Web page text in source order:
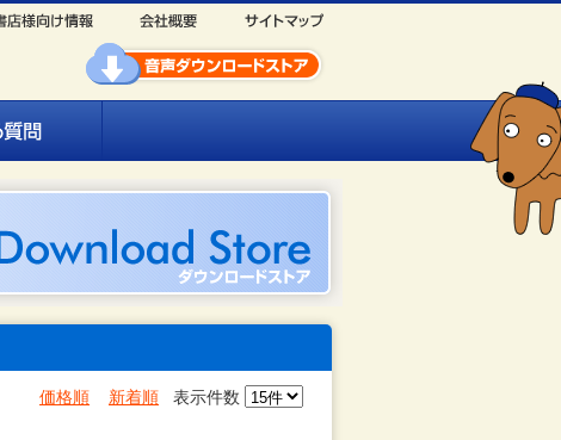
価格順 新着順 表示件数